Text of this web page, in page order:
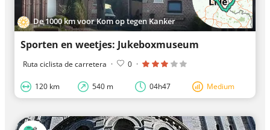
De 1000 km voor Kom op tegen Kanker
Sporten en weetjes: Jukeboxmuseum
Ruta ciclista de carretera · 0 ·
120 km 540 m 04h47 Medium